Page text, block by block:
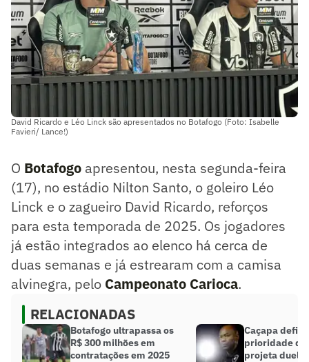
David Ricardo e Léo Linck são apresentados no Botafogo (Foto: Isabelle
Favieri/ Lance!)
O Botafogo apresentou, nesta segunda-feira
(17), no estádio Nilton Santo, o goleiro Léo
Linck e o zagueiro David Ricardo, reforços
para esta temporada de 2025. Os jogadores
já estão integrados ao elenco há cerca de
duas semanas e já estrearam com a camisa
alvinegra, pelo Campeonato Carioca.
RELACIONADAS
Botafogo ultrapassa os
R$ 300 milhões em
contratações em 2025
Caçapa define
prioridade do
projeta duelo